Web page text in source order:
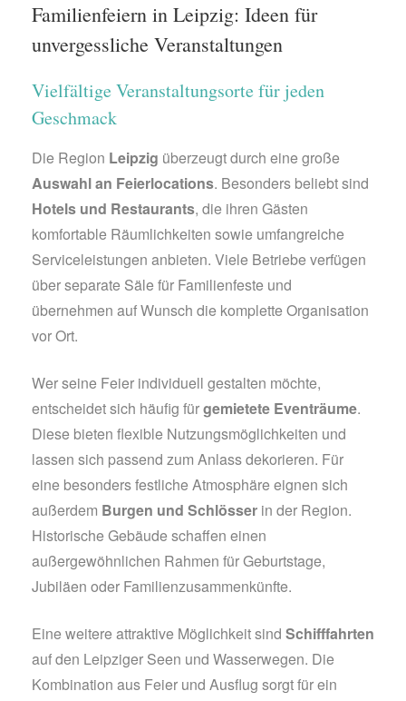
Familienfeiern in Leipzig: Ideen für
unvergessliche Veranstaltungen
Vielfältige Veranstaltungsorte für jeden
Geschmack
Die Region Leipzig überzeugt durch eine große
Auswahl an Feierlocations. Besonders beliebt sind
Hotels und Restaurants, die ihren Gästen
komfortable Räumlichkeiten sowie umfangreiche
Serviceleistungen anbieten. Viele Betriebe verfügen
über separate Säle für Familienfeste und
übernehmen auf Wunsch die komplette Organisation
vor Ort.
Wer seine Feier individuell gestalten möchte,
entscheidet sich häufig fürgemietete Eventräume.
Diese bieten flexible Nutzungsmöglichkeiten und
lassen sich passend zum Anlass dekorieren. Für
eine besonders festliche Atmosphäre eignen sich
außerdem Burgen und Schlösser in der Region.
Historische Gebäude schaffen einen
außergewöhnlichen Rahmen für Geburtstage,
Jubiläen oder Familienzusammenkünfte.
Eine weitere attraktive Möglichkeit sind Schifffahrten
auf den Leipziger Seen und Wasserwegen. Die
Kombination aus Feier und Ausflug sorgt für ein